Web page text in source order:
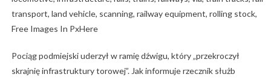
Pociąg podmiejski uderzył w ramię dźwigu, który „przekroczył
skrajnię infrastruktury torowej”. Jak informuje rzecznik służb